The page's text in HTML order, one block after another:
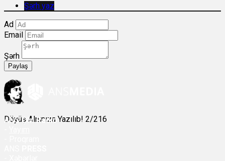
Şərh yaz
Ad
Email
Şərh
Paylaş
Döyüş Alnınıza Yazılıb! 2/216
ANSÇM Radio